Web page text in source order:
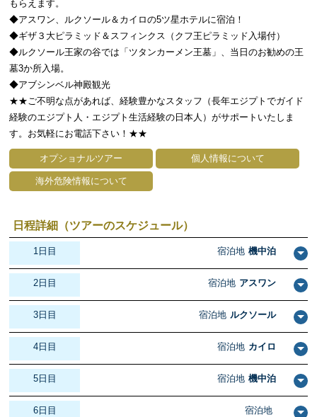
もらえます。
◆アスワン、ルクソール＆カイロの5ツ星ホテルに宿泊！
◆ギザ３大ピラミッド＆スフィンクス（クフ王ピラミッド入場付）
◆ルクソール王家の谷では「ツタンカーメン王墓」、当日のお勧めの王
墓3か所入場。
◆アブシンベル神殿観光
★★ご不明な点があれば、経験豊かなスタッフ（長年エジプトでガイド
経験のエジプト人・エジプト生活経験の日本人）がサポートいたしま
す。お気軽にお電話下さい！★★
オプショナルツアー 個人情報について
海外危険情報について
日程詳細（ツアーのスケジュール）
1日目 宿泊地 機中泊
2日目 宿泊地 アスワン
3日目 宿泊地 ルクソール
4日目 宿泊地 カイロ
5日目 宿泊地 機中泊
6日目 宿泊地